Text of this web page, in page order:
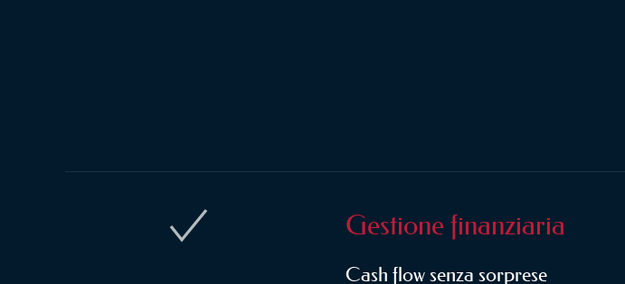
Gestione finanziaria
Cash flow senza sorprese